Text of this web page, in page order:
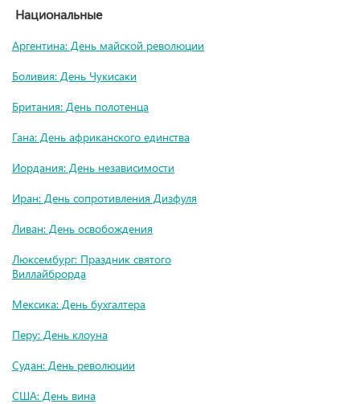
Национальные
Аргентина: День майской революции
Боливия: День Чукисаки
Британия: День полотенца
Гана: День африканского единства
Иордания: День независимости
Иран: День сопротивления Дизфуля
Ливан: День освобождения
Люксембург: Праздник святого
Виллайброрда
Мексика: День бухгалтера
Перу: День клоуна
Судан: День революции
США: День вина